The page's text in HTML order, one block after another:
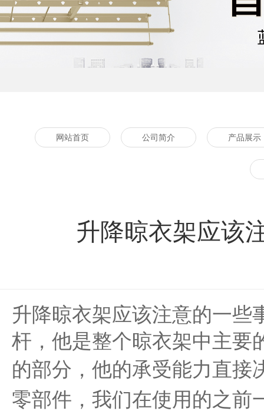
网站首页 公司简介 产品展示
升降晾衣架应该
升降晾衣架应该注意的一些
杆，他是整个晾衣架中主要
的部分， 他的承受能力直接
零部件，我们在使用的之前